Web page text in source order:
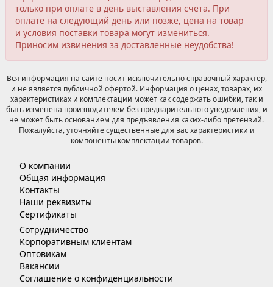
только при оплате в день выставления счета. При
оплате на следующий день или позже, цена на товар
и условия поставки товара могут измениться.
Приносим извинения за доставленные неудобства!
Вся информация на сайте носит исключительно справочный характер,
и не является публичной офертой. Информация о ценах, товарах, их
характеристиках и комплектации может как содержать ошибки, так и
быть изменена производителем без предварительного уведомления, и
не может быть основанием для предъявления каких-либо претензий.
Пожалуйста, уточняйте существенные для вас характеристики и
компоненты комплектации товаров.
О компании
Общая информация
Контакты
Наши реквизиты
Сертификаты
Сотрудничество
Корпоративным клиентам
Оптовикам
Вакансии
Соглашение о конфиденциальности